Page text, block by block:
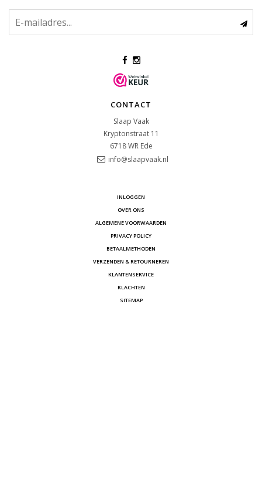
CONTACT
Slaap Vaak
Kryptonstraat 11
6718 WR Ede
info@slaapvaak.nl
INLOGGEN
OVER ONS
ALGEMENE VOORWAARDEN
PRIVACY POLICY
BETAALMETHODEN
VERZENDEN & RETOURNEREN
KLANTENSERVICE
KLACHTEN
SITEMAP